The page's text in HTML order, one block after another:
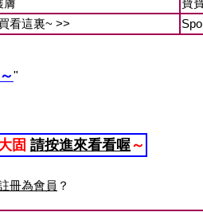
膚 寶
看這裏~ >>
"
固 請按進來看看喔～
冊為會員 ？